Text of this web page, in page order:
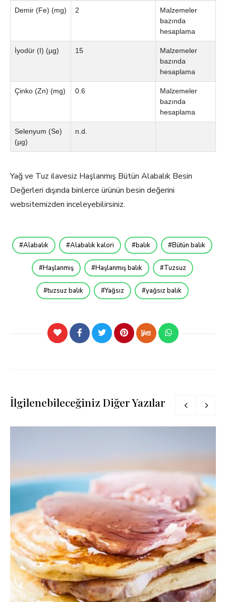
Demir (Fe) (mg) 2
Malzemeler
bazında
hesaplama
İyodür (I) (µg) 15
Malzemeler
bazında
hesaplama
Çinko (Zn) (mg) 0.6
Malzemeler
bazında
hesaplama
Selenyum (Se)
(µg)
n.d.
Yağ ve Tuz ilavesiz Haşlanmış Bütün Alabalık Besin
Değerleri dışında binlerce ürünün besin değerini
websitemizden inceleyebilirsiniz.
Alabalık Alabalık kalori balık Bütün balık
Haşlanmış Haşlanmış balık Tuzsuz
tuzsuz balık Yağsız yağsız balık
İlgilenebileceğiniz Diğer Yazılar